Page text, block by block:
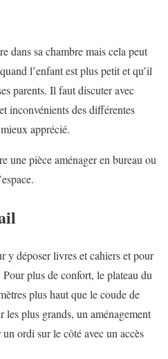
dans sa chambre mais cela peut
l’enfant est plus petit et qu’il
parents. Il faut discuter avec
inconvénients des différentes
apprécié.
une pièce aménager en bureau ou
y déposer livres et cahiers et pour
Pour plus de confort, le plateau du
plus haut que le coude de
les plus grands, un aménagement
ordi sur le côté avec un accès